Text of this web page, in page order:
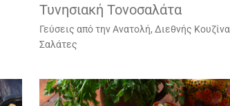
Τυνησιακή Τονοσαλάτα
Γεύσεις από την Ανατολή, Διεθνής Κουζίνα
Σαλάτες